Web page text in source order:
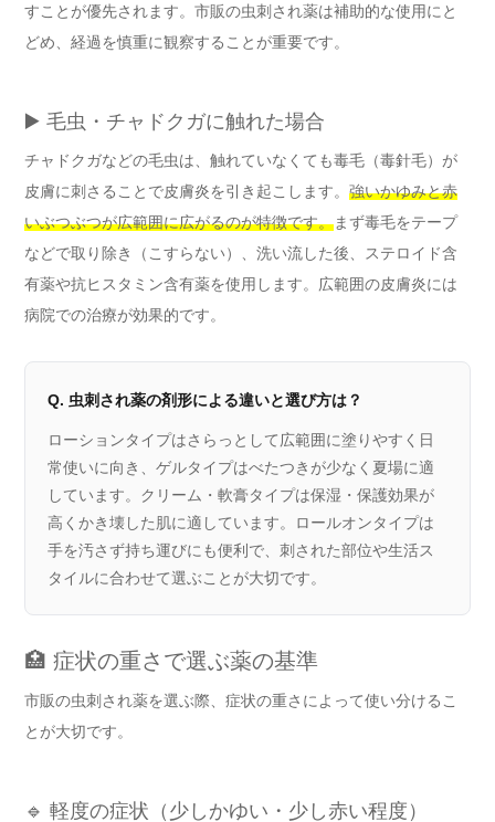
すことが優先されます。市販の虫刺され薬は補助的な使用にと
どめ、経過を慎重に観察することが重要です。
▶️ 毛虫・チャドクガに触れた場合
チャドクガなどの毛虫は、触れていなくても毒毛（毒針毛）が
皮膚に刺さることで皮膚炎を引き起こします。 強いかゆみと赤
いぶつぶつが広範囲に広がるのが特徴です。まず毒毛をテープ
などで取り除き（こすらない）、洗い流した後、ステロイド含
有薬や抗ヒスタミン含有薬を使用します。広範囲の皮膚炎には
病院での治療が効果的です。
Q. 虫刺され薬の剤形による違いと選び方は？
ローションタイプはさらっとして広範囲に塗りやすく日
常使いに向き、ゲルタイプはべたつきが少なく夏場に適
しています。クリーム・軟膏タイプは保湿・保護効果が
高くかき壊した肌に適しています。ロールオンタイプは
手を汚さず持ち運びにも便利で、刺された部位や生活ス
タイルに合わせて選ぶことが大切です。
🏥 症状の重さで選ぶ薬の基準
市販の虫刺され薬を選ぶ際、症状の重さによって使い分けるこ
とが大切です。
🔹 軽度の症状（少しかゆい・少し赤い程度）